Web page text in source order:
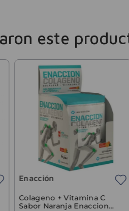
este
Enacción
Colageno + Vitamina C
Sabor Naranja Enaccion